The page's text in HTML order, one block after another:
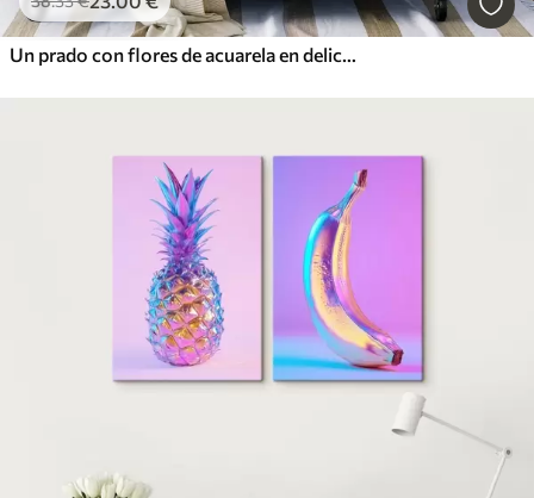
Un prado con flores de acuarela en delicados tonos rosas, morados y blancos, que crean una atmósfera de ligereza y armonía